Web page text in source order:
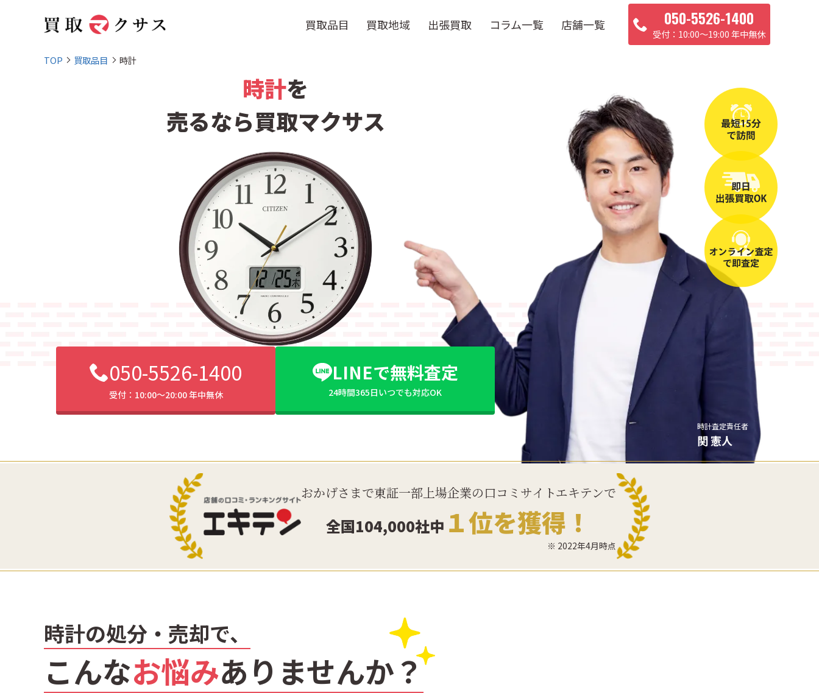
買取品目 買取地域 出張買取 コラム一覧 店舗一覧 050-5526-1400
10:00〜19:00 年中無休
TOP 買取品目 時計
時計を
売るなら買取マクサス
050-5526-1400
受付：10:00〜20:00 年中無休
LINEで無料査定
24時間365日いつでも対応OK
時計査定責任者
関 憲人
おかげさまで東証一部上場企業の口コミサイトエキテンで
全国104,000社中 １位を獲得！
※ 2022年4月時点
時計の処分・売却で、
こんなお悩みありませんか？